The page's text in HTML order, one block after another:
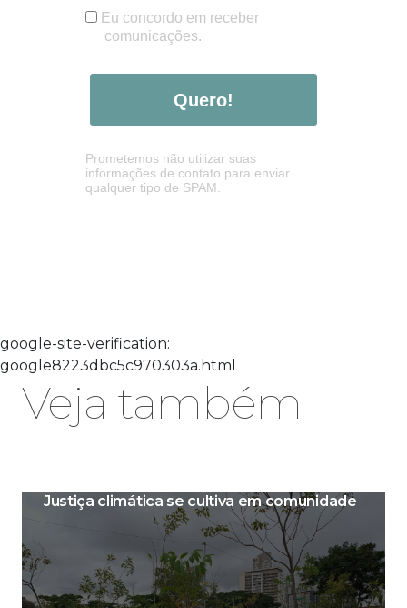
Eu concordo em receber
comunicações.
Quero!
Prometemos não utilizar suas
informações de contato para enviar
qualquer tipo de SPAM.
google-site-verification:
google8223dbc5c970303a.html
Veja também
Justiça climática se cultiva em comunidade